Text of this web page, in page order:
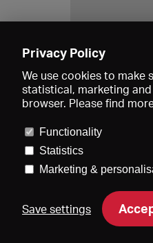
Privacy Policy
We use cookies to make
statistical, marketing
browser. Please find
Functionality
Statistics
Marketing &
Save settings